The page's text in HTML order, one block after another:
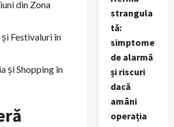
din Zona
Festivaluri în
și Shopping în
strangula
tă:
simptome
de alarmă
și riscuri
dacă
amâni
operația